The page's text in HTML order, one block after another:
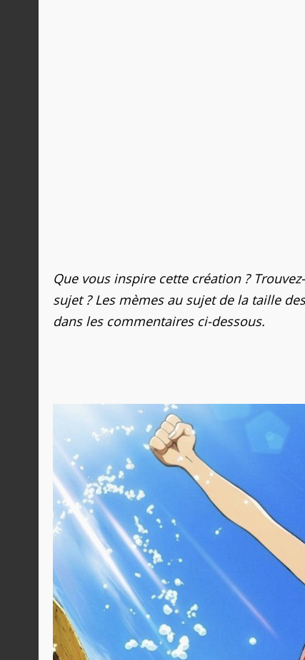
Que vous inspire cette création ?
sujet ? Les mèmes au sujet de la taille
dans les commentaires ci-dessous.